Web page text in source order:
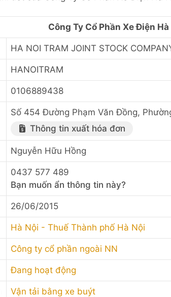
Công Ty Cổ Phần Xe Điện Hà
HA NOI TRAM JOINT STOCK
HANOITRAM
0106889438
Số 454 Đường Phạm Văn Đồng,
Thông tin xuất hóa đơn
Nguyễn Hữu Hồng
0437 577 489
Bạn muốn ẩn thông tin này?
26/06/2015
Hà Nội - Thuế Thành phố Hà Nội
Công ty cổ phần ngoài NN
Đang hoạt động
Vận tải bằng xe buýt